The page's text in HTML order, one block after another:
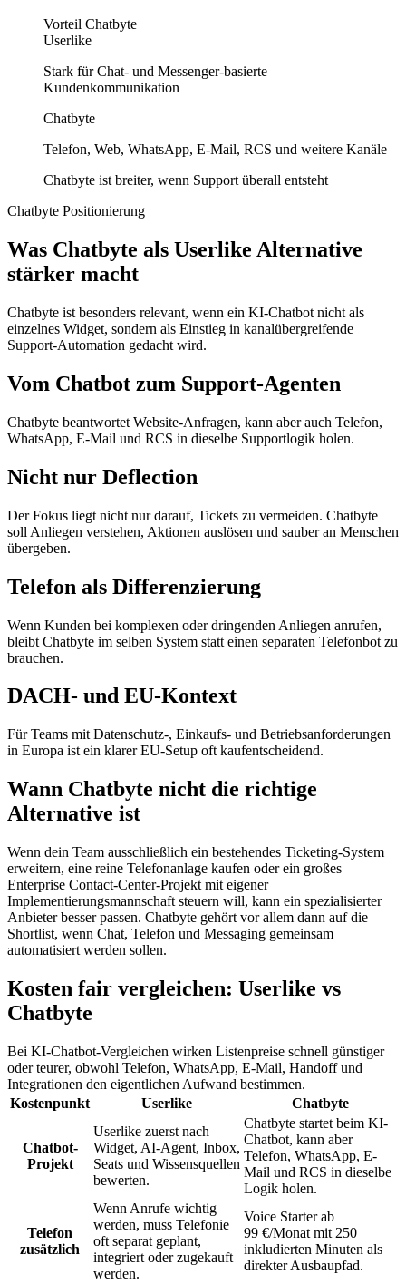
Vorteil Chatbyte
Userlike
Stark für Chat- und Messenger-basierte
Kundenkommunikation
Chatbyte
Telefon, Web, WhatsApp, E-Mail, RCS und weitere Kanäle
Chatbyte ist breiter, wenn Support überall entsteht
Chatbyte Positionierung
Was Chatbyte als Userlike Alternative
stärker macht
Chatbyte ist besonders relevant, wenn ein KI-Chatbot nicht als
einzelnes Widget, sondern als Einstieg in kanalübergreifende
Support-Automation gedacht wird.
Vom Chatbot zum Support-Agenten
Chatbyte beantwortet Website-Anfragen, kann aber auch Telefon,
WhatsApp, E-Mail und RCS in dieselbe Supportlogik holen.
Nicht nur Deflection
Der Fokus liegt nicht nur darauf, Tickets zu vermeiden. Chatbyte
soll Anliegen verstehen, Aktionen auslösen und sauber an Menschen
übergeben.
Telefon als Differenzierung
Wenn Kunden bei komplexen oder dringenden Anliegen anrufen,
bleibt Chatbyte im selben System statt einen separaten Telefonbot zu
brauchen.
DACH- und EU-Kontext
Für Teams mit Datenschutz-, Einkaufs- und Betriebsanforderungen
in Europa ist ein klarer EU-Setup oft kaufentscheidend.
Wann Chatbyte nicht die richtige
Alternative ist
Wenn dein Team ausschließlich ein bestehendes Ticketing-System
erweitern, eine reine Telefonanlage kaufen oder ein großes
Enterprise Contact-Center-Projekt mit eigener
Implementierungsmannschaft steuern will, kann ein spezialisierter
Anbieter besser passen. Chatbyte gehört vor allem dann auf die
Shortlist, wenn Chat, Telefon und Messaging gemeinsam
automatisiert werden sollen.
Kosten fair vergleichen: Userlike vs
Chatbyte
Bei KI-Chatbot-Vergleichen wirken Listenpreise schnell günstiger
oder teurer, obwohl Telefon, WhatsApp, E-Mail, Handoff und
Integrationen den eigentlichen Aufwand bestimmen.
Kostenpunkt
Userlike Chatbyte
Chatbot-
Projekt
Userlike zuerst nach
Widget, AI-Agent, Inbox,
Seats und Wissensquellen
bewerten.
Chatbyte startet beim KI-
Chatbot, kann aber
Telefon, WhatsApp, E-
Mail und RCS in dieselbe
Logik holen.
Telefon
zusätzlich
Wenn Anrufe wichtig
werden, muss Telefonie
oft separat geplant,
integriert oder zugekauft
werden.
Voice Starter ab
99 €/Monat mit 250
inkludierten Minuten als
direkter Ausbaupfad.